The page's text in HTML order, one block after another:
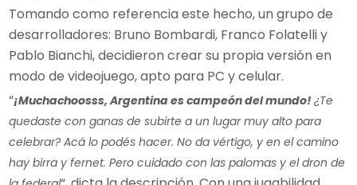
Tomando como referencia este hecho, un grupo de
desarrolladores: Bruno Bombardi, Franco Folatelli y
Pablo Bianchi, decidieron crear su propia versión en
modo de videojuego, apto para PC y celular.
“¡Muchachoosss, Argentina es campeón del mundo!¿Te
quedaste con ganas de subirte a un lugar muy alto para
celebrar? Acá lo podés hacer. No da vértigo, y en el camino
hay birra y fernet. Pero cuidado con las palomas y el dron de